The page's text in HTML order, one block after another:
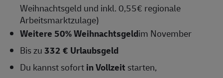
Weihnachtsgeld und inkl. 0,55€ regionale
Arbeitsmarktzulage)
Weitere 50% Weihnachtsgeldim November
Bis zu332 € Urlaubsgeld
Du kannst sofortin Vollzeit starten,